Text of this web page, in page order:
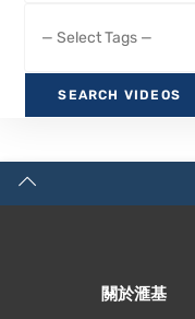
關於滙基